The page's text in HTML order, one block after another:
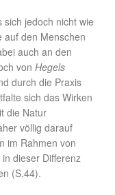
jedoch nicht wie
auf den Menschen
auch an den
von Hegels
durch die Praxis
sich das Wirken
die Natur
völlig darauf
im Rahmen von
dieser Differenz
(S.44).